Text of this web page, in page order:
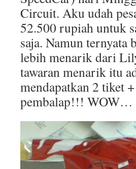
Circuit. Aku udah
52.500 rupiah untuk
saja. Namun ternyata
lebih menarik dari
tawaran menarik itu
mendapatkan 2 tiket
pembalap!!! WOW…